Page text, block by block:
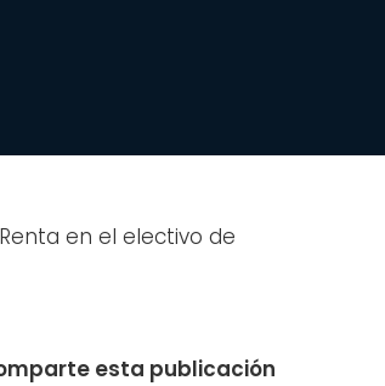
en el electivo de
esta publicación